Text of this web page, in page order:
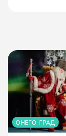
ОНЕГО-ГРАД